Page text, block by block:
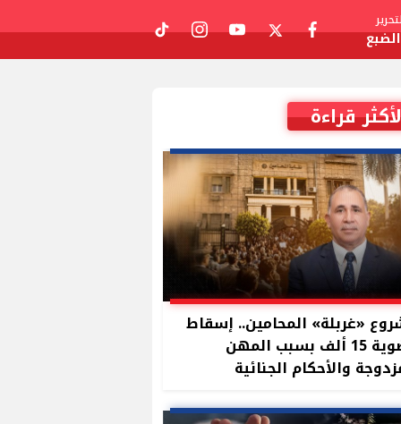
facebook
twitter
youtube
instagram
tiktok
قراءة
«غربلة» المحامين.. إسقاط
عضوية 15 ألف بسبب المهن
والأحكام الجنائية